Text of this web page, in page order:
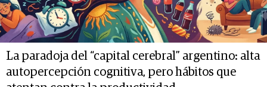
La paradoja del “capital cerebral” argentino: alta
autopercepción cognitiva, pero hábitos que